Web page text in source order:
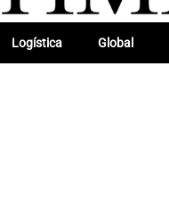
Logística Global